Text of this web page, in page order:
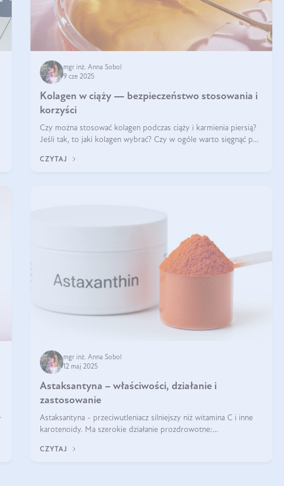
mgr inż. Anna Sobol
9 cze 2025
Kolagen w ciąży — bezpieczeństwo stosowania i
korzyści
Czy można stosować kolagen podczas ciąży i karmienia piersią?
Jeśli tak, to jaki kolagen wybrać? Czy w ogóle warto sięgnąć po
CZYTAJ
mgr inż. Anna Sobol
12 maj 2025
Astaksantyna – właściwości, działanie i
zastosowanie
Astaksantyna - przeciwutleniacz silniejszy niż witamina C i inne
karotenoidy. Ma szerokie działanie prozdrowotne:
CZYTAJ